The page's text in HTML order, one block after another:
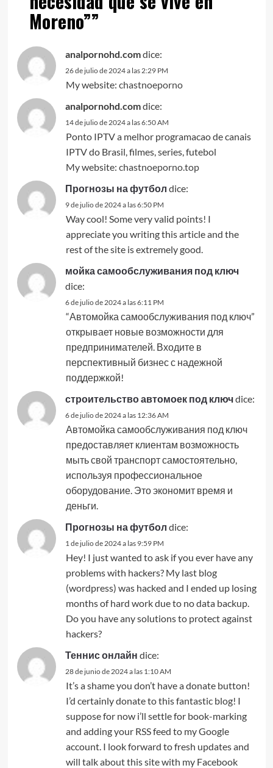
Moreno””
analpornohd.comdice:
26 de julio de 2024 a las 2:29 PM
My website: chastnoeporno
analpornohd.comdice:
14 de julio de 2024 a las 6:50 AM
Ponto IPTV a melhor programacao de canais
IPTV do Brasil, filmes, series, futebol
My website: chastnoeporno.top
Прогнозы на футбол dice:
9 de julio de 2024 a las 6:50 PM
Way cool! Some very valid points! I
appreciate you writing this article and the
rest of the site is extremely good.
мойка самообслуживания под ключ
dice:
6 de julio de 2024 a las 6:11 PM
“Автомойка самообслуживания под ключ”
открывает новые возможности для
предпринимателей. Входите в
перспективный бизнес с надежной
поддержкой!
строительство автомоек под ключdice:
6 de julio de 2024 a las 12:36 AM
Автомойка самообслуживания под ключ
предоставляет клиентам возможность
мыть свой транспорт самостоятельно,
используя профессиональное
оборудование. Это экономит время и
деньги.
Прогнозы на футбол dice:
1 de julio de 2024 a las 9:59 PM
Hey! I just wanted to ask if you ever have any
problems with hackers? My last blog
(wordpress) was hacked and I ended up losing
months of hard work due to no data backup.
Do you have any solutions to protect against
hackers?
Теннис онлайн dice:
28 de junio de 2024 a las 1:10 AM
It’s a shame you don’t have a donate button!
I’d certainly donate to this fantastic blog! I
suppose for now i’ll settle for book-marking
and adding your RSS feed to my Google
account. I look forward to fresh updates and
will talk about this site with my Facebook